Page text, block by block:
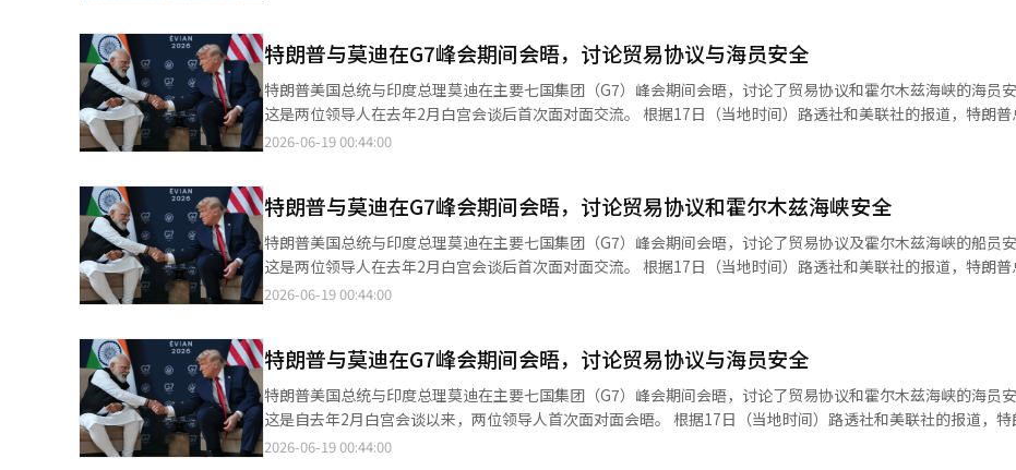
式上，金总理等政府官员出席，但民主党领导层，包括正代表则未现身。 李总统在17日（当地时间）登上归国航
后，公开了一张与特朗普总统亲密合影的“自拍”照片。 李总统表示，特朗普总统向他提出了打高尔夫的建议，
称：“韩美关系坚固而永恒。” 李总统提到：“在昨天的晚宴上，特朗普提到想与我和我的妻子一起打高尔夫，
妻子还和他约定了，今天午餐后再次提到要一起打高尔夫，我原以为只是随口一说，但看来得准备一下。” 此外
总统还表示：“在最后的午餐中，特朗普赠送了我他一直使用的签名笔。我想这可能是因为我在第一次会晤时使
场赠送了自己用来签名的笔。 另外，李总统计划于19日召开首席秘书会议，检查夏季自然灾害对策，关注国内事
务。※ 本报道经人工智能（AI）系统翻译与编辑。
特朗普与莫迪在G7峰会期间会晤，讨论贸易协议与海员安全
特朗普美国总统与印度总理莫迪在主要七国集团（G7）峰会期间会晤，讨论了贸易协议和霍尔木兹海峡的海员安
这是两位领导人在去年2月白宫会谈后首次面对面交流。 根据17日（当地时间）路透社和美联社的报道，特朗普总统
与莫迪总理在法国埃维昂-莱-班举行的G7峰会期间进行了单独会晤。 特朗普总统表示，与印度的谈判“已经进行相
达成了初步共识，但由于美国的301条贸易法调查和关税分歧，最终协议的达成一直被推迟。301条贸易法允许美
对其认为不公平的贸易行为进行报复性关税等措施的审查。 莫迪总理请求保障在包括霍尔木兹海峡在内的海湾地区印
度船员的安全。他强调：“全球海上贸易中有数十万名印度船员在工作”，并指出在美国与伊朗的停火谅解备
（MOU）执行过程中，保护这些船员至关重要。 此前，美国军方于9日表示，已对一艘巴劳注册的油轮进行了攻击，
称其违反了在阿曼湾的对伊朗的海上封锁，导致3名印度船员遇难。此后，印度政府召见驻美大使以表达抗议。 特朗
到攻击，我们将会在现场提供帮助。” 此次会晤被视为调整因关税争端和海上安全问题而冷却的两国关系。特朗普总
统表示他有意在未来访问印度，但未提供具体日程。※ 本报道经人工智能（AI）系统翻译与编辑。
2026-06-19 00:44:00
特朗普与莫迪在G7峰会期间会晤，讨论贸易协议和霍尔木兹海峡安全
特朗普美国总统与印度总理莫迪在主要七国集团（G7）峰会期间会晤，讨论了贸易协议及霍尔木兹海峡的船员安
这是两位领导人在去年2月白宫会谈后首次面对面交流。 根据17日（当地时间）路透社和美联社的报道，特朗普总统
与莫迪总理在法国埃维昂莱班举行的G7峰会期间进行了单独会谈。 特朗普总统表示，与印度的谈判“已经进行相当
达成了初步共识，但由于美国的301条贸易法调查和关税分歧，最终协议的达成一直延迟。301条贸易法允许美国
被认为是不公平贸易行为的事项进行报复性关税等措施的审查。 莫迪总理请求保障在霍尔木兹海峡及海湾地区印度船
员的安全。他强调：“全球海上贸易中有数十万名印度船员参与，因此在美国与伊朗的停火谅解备忘录（MOU）
过程中，保护他们至关重要。” 此前，美国军方于9日表示，攻击了一艘巴劳注册的油轮，称其违反了对伊朗的海上
封锁，导致3名印度船员遇难。此后，印度政府召见驻美大使进行抗议。 特朗普总统在谈及船员遇难事件时表
2026-06-19 00:44:00
特朗普与莫迪在G7峰会期间会晤，讨论贸易协议与海员安全
特朗普美国总统与印度总理莫迪在主要七国集团（G7）峰会期间会晤，讨论了贸易协议和霍尔木兹海峡的海员安
这是自去年2月白宫会谈以来，两位领导人首次面对面会晤。 根据17日（当地时间）路透社和美联社的报道，特朗普
总统与莫迪总理在法国埃维昂莱班举行的G7峰会期间进行了单独会谈。 特朗普总统表示，与印度的谈判“已经进行
2026-06-19 00:44:00